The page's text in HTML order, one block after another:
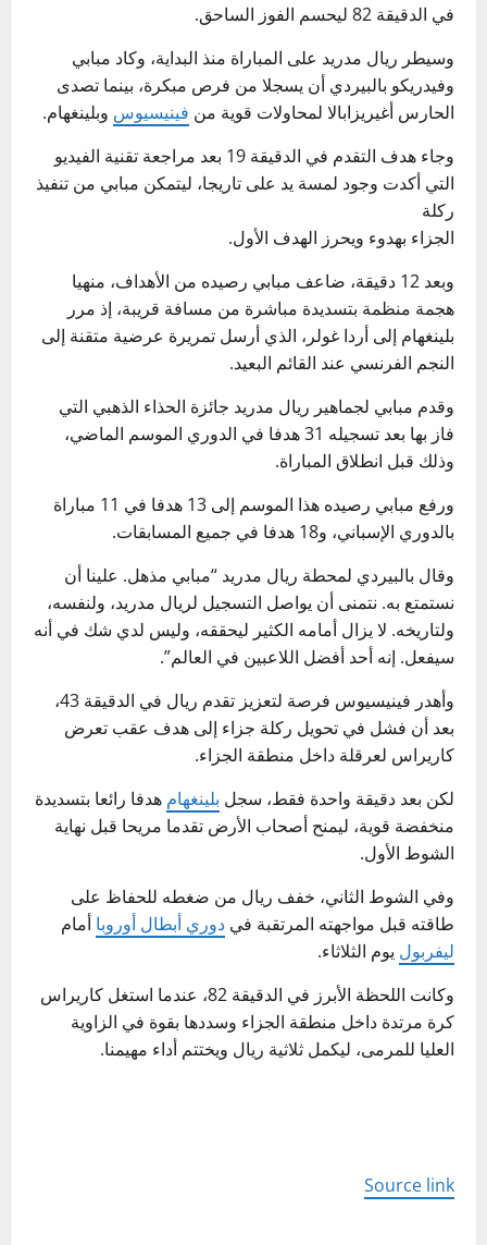
في الدقيقة 82 ليحسم الفوز الساحق.
وسيطر ريال مدريد على المباراة منذ البداية، وكاد مبابي
وفيدريكو بالبيردي أن يسجلا من فرص مبكرة، بينما تصدى
الحارس أغيريزابالا لمحاولات قوية من فينيسيوس وبلينغهام.
وجاء هدف التقدم في الدقيقة 19 بعد مراجعة تقنية الفيديو
التي أكدت وجود لمسة يد على تاريجا، ليتمكن مبابي من تنفيذ
ركلة
الجزاء بهدوء ويحرز الهدف الأول.
وبعد 12 دقيقة، ضاعف مبابي رصيده من الأهداف، منهيا
هجمة منظمة بتسديدة مباشرة من مسافة قريبة، إذ مرر
بلينغهام إلى أردا غولر، الذي أرسل تمريرة عرضية متقنة إلى
النجم الفرنسي عند القائم البعيد.
وقدم مبابي لجماهير ريال مدريد جائزة الحذاء الذهبي التي
فاز بها بعد تسجيله 31 هدفا في الدوري الموسم الماضي،
وذلك قبل انطلاق المباراة.
ورفع مبابي رصيده هذا الموسم إلى 13 هدفا في 11 مباراة
بالدوري الإسباني، و18 هدفا في جميع المسابقات.
وقال بالبيردي لمحطة ريال مدريد “مبابي مذهل. علينا أن
نستمتع به. نتمنى أن يواصل التسجيل لريال مدريد، ولنفسه،
ولتاريخه. لا يزال أمامه الكثير ليحققه، وليس لدي شك في أنه
سيفعل. إنه أحد أفضل اللاعبين في العالم”.
وأهدر فينيسيوس فرصة لتعزيز تقدم ريال في الدقيقة 43،
بعد أن فشل في تحويل ركلة جزاء إلى هدف عقب تعرض
كاريراس لعرقلة داخل منطقة الجزاء.
لكن بعد دقيقة واحدة فقط، سجل بلينغهام هدفا رائعا بتسديدة
منخفضة قوية، ليمنح أصحاب الأرض تقدما مريحا قبل نهاية
الشوط الأول.
وفي الشوط الثاني، خفف ريال من ضغطه للحفاظ على
طاقته قبل مواجهته المرتقبة في دوري أبطال أوروبا أمام
ليفربول يوم الثلاثاء.
وكانت اللحظة الأبرز في الدقيقة 82، عندما استغل كاريراس
كرة مرتدة داخل منطقة الجزاء وسددها بقوة في الزاوية
العليا للمرمى، ليكمل ثلاثية ريال ويختتم أداء مهيمنا.
Source link